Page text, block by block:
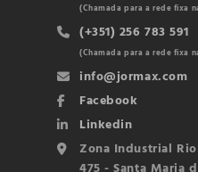
(Chamada para a rede fixa
(+351) 256 783 591
(Chamada para a rede fixa
info@jormax.com
Facebook
Linkedin
Zona Industrial